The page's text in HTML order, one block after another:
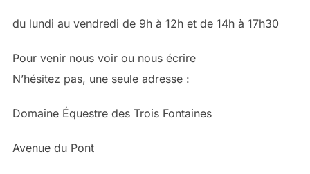
du lundi au vendredi de 9h à 12h et de 14h à 17h30
Pour venir nous voir ou nous écrire
N’hésitez pas, une seule adresse :
Domaine Équestre des Trois Fontaines
Avenue du Pont